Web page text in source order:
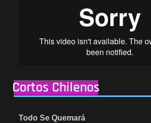
Cortos Chilenos
Todo Se Quemará